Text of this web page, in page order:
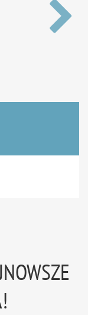
WYNAJEM